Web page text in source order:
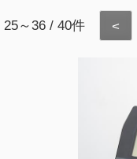
25～36 / 40件 <